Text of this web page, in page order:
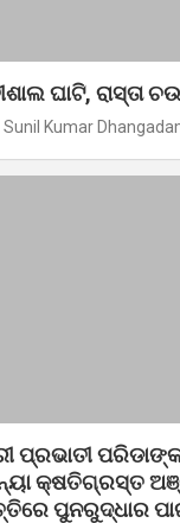
ଘାଟି, ରାସ୍ତା
Sunil Kumar
ପ୍ରଭାତୀ
କ୍ଷତିଗ୍ରସ୍ତ
ପୁନରୁଦ୍ଧାର